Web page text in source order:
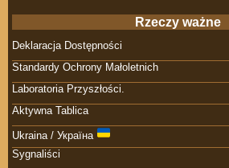
Rzeczy ważne
Deklaracja Dostępności
Standardy Ochrony Małoletnich
Laboratoria Przyszłości.
Aktywna Tablica
Ukraina / Україна
Sygnaliści